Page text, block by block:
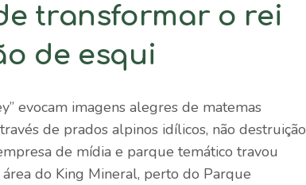
transformar o rei
de esqui
evocam imagens alegres de matemas
de prados alpinos idílicos, não destruição
de mídia e parque temático travou
do King Mineral, perto do Parque